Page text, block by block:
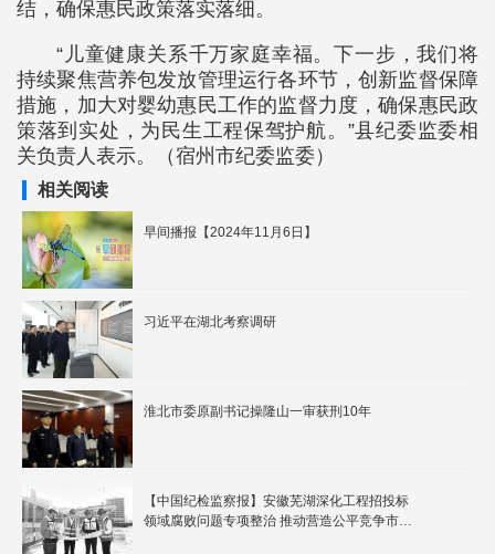
结，确保惠民政策落实落细。
“儿童健康关系千万家庭幸福。下一步，我们将
持续聚焦营养包发放管理运行各环节，创新监督保障
措施，加大对婴幼惠民工作的监督力度，确保惠民政
策落到实处，为民生工程保驾护航。”县纪委监委相
关负责人表示。（宿州市纪委监委）
相关阅读
早间播报【2024年11月6日】
习近平在湖北考察调研
淮北市委原副书记操隆山一审获刑10年
【中国纪检监察报】安徽芜湖深化工程招投标
领域腐败问题专项整治 推动营造公平竞争市场